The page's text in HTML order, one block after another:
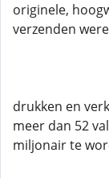
originele,
verzenden
drukken en
meer dan 52
miljonair te